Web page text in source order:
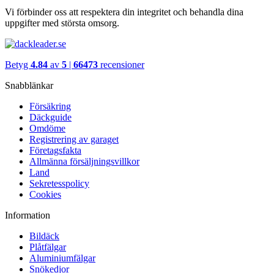
Vi förbinder oss att respektera din integritet och behandla dina
uppgifter med största omsorg.
Betyg 4.84 av 5 | 66473 recensioner
Snabblänkar
Försäkring
Däckguide
Omdöme
Registrering av garaget
Företagsfakta
Allmänna försäljningsvillkor
Land
Sekretesspolicy
Cookies
Information
Bildäck
Plåtfälgar
Aluminiumfälgar
Snökedjor